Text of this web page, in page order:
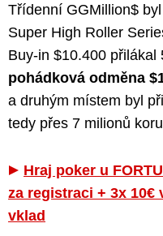
Třídenní GGMillion$
Super High Roller
Buy-in $10.400
pohádková odměna
a druhým místem byl
tedy přes 7 milionů
Hraj poker u
za registraci + 3x 10€
vklad